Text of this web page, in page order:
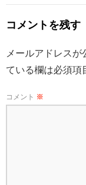
コメントを残す
メールアドレスが
ている欄は必須項
コメント ※